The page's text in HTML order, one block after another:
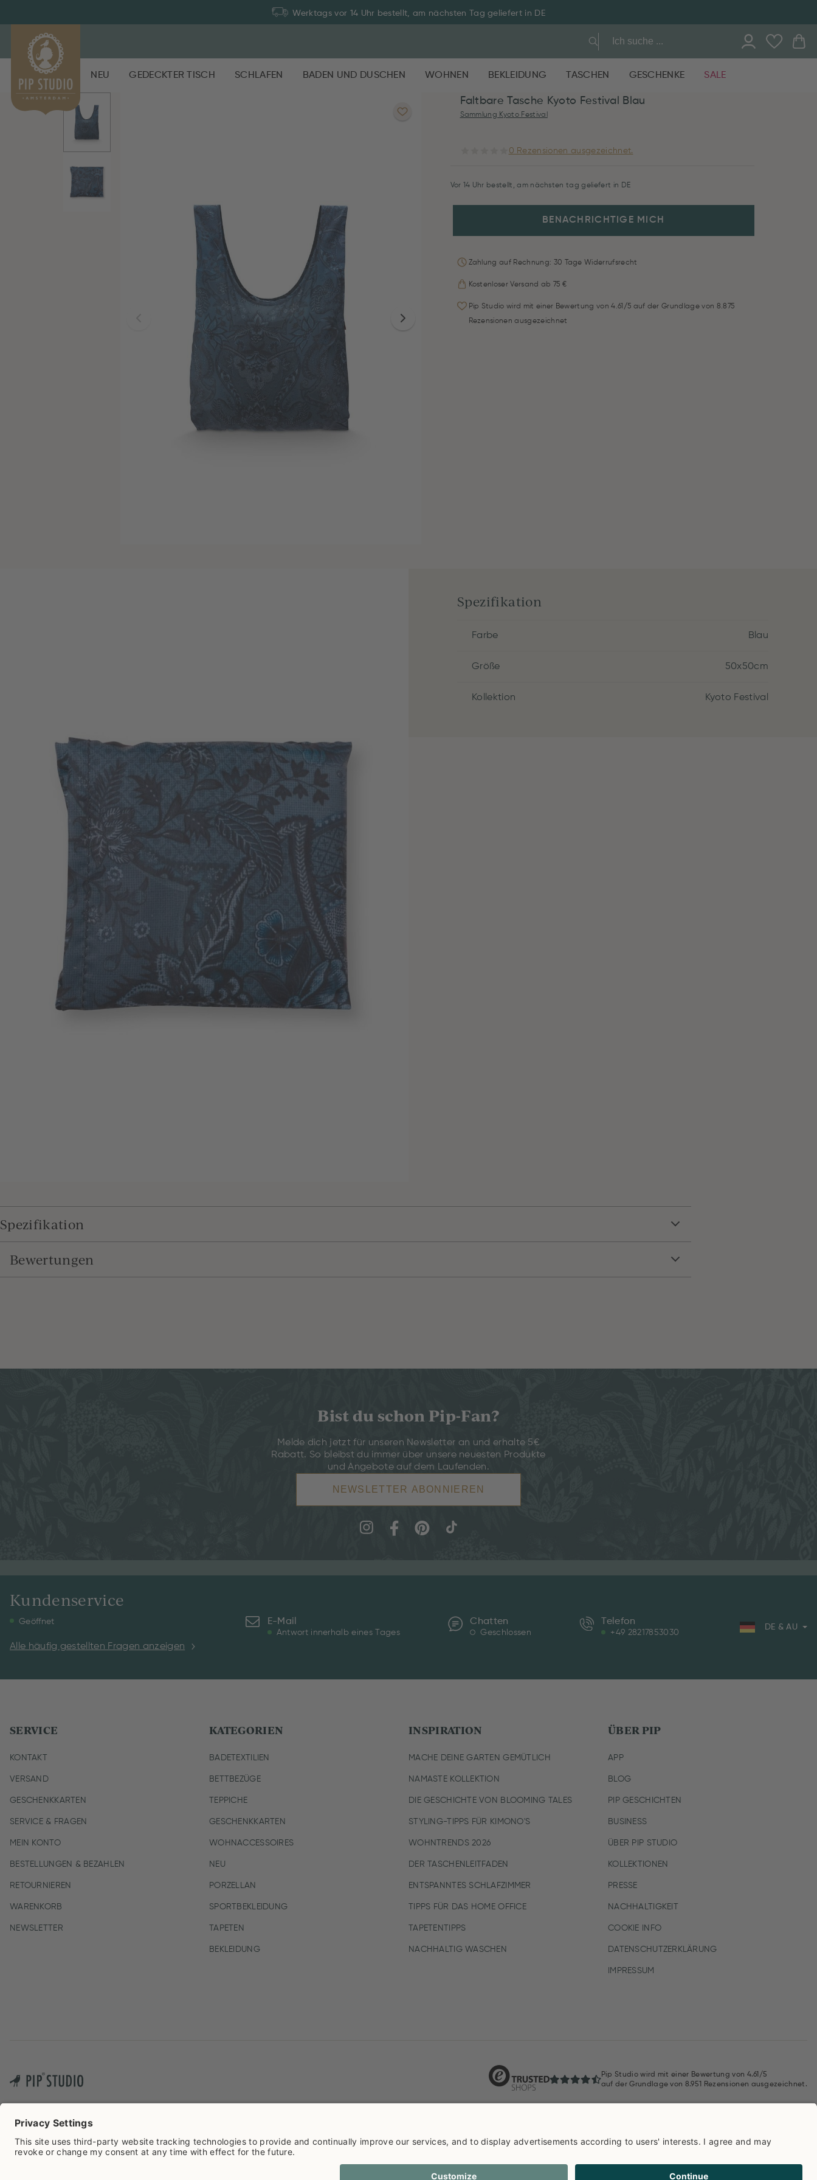
Werktags vor 14 Uhr bestellt, am nächsten Tag geliefert in DE
NEU GEDECKTER TISCH SCHLAFEN BADEN UND DUSCHEN WOHNEN BEKLEIDUNG TASCHEN GESCHENKE SALE
Faltbare Tasche Kyoto Festival Blau
Sammlung Kyoto Festival
0 Rezensionen ausgezeichnet.
Vor 14 Uhr bestellt, am nächsten tag geliefert in DE
BENACHRICHTIGE MICH
Zahlung auf Rechnung: 30 Tage Widerrufsrecht
Kostenloser Versand ab 75 €
Pip Studio wird mit einer Bewertung von 4.61/5 auf der Grundlage von 8.875
Rezensionen ausgezeichnet
Spezifikation
Farbe Blau
Größe 50x50cm
Kollektion Kyoto Festival
Spezifikation
Bewertungen
Bist du schon Pip-Fan?
Melde dich jetzt für unseren Newsletter an und erhalte 5€
Rabatt. So bleibst du immer über unsere neuesten Produkte
und Angebote auf dem Laufenden.
NEWSLETTER ABONNIEREN
Kundenservice
Geöffnet
Alle häufig gestellten Fragen anzeigen
E-Mail
Antwort innerhalb eines Tages
Chatten
Geschlossen
Telefon
+49 28217853030
DE & AU
SERVICE
KONTAKT
VERSAND
GESCHENKKARTEN
SERVICE & FRAGEN
MEIN KONTO
BESTELLUNGEN & BEZAHLEN
RETOURNIEREN
WARENKORB
NEWSLETTER
KATEGORIEN
BADETEXTILIEN
BETTBEZÜGE
TEPPICHE
GESCHENKKARTEN
WOHNACCESSOIRES
NEU
PORZELLAN
SPORTBEKLEIDUNG
TAPETEN
BEKLEIDUNG
INSPIRATION
MACHE DEINE GARTEN GEMÜTLICH
NAMASTE KOLLEKTION
DIE GESCHICHTE VON BLOOMING TALES
STYLING-TIPPS FÜR KIMONO'S
WOHNTRENDS 2026
DER TASCHENLEITFADEN
ENTSPANNTES SCHLAFZIMMER
TIPPS FÜR DAS HOME OFFICE
TAPETENTIPPS
NACHHALTIG WASCHEN
ÜBER PIP
APP
BLOG
PIP GESCHICHTEN
BUSINESS
ÜBER PIP STUDIO
KOLLEKTIONEN
PRESSE
NACHHALTIGKEIT
COOKIE INFO
DATENSCHUTZERKLÄRUNG
IMPRESSUM
Pip Studio wird mit einer Bewertung von 4.61/5
auf der Grundlage von 8.951 Rezensionen ausgezeichnet.
Impressum Versandkosten